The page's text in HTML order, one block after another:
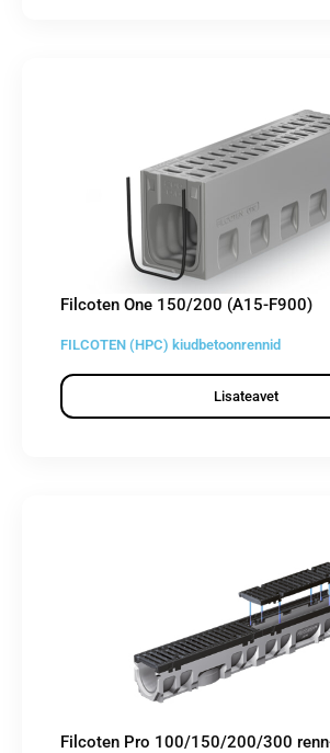
Filcoten One 150/200 (A15-F900)
FILCOTEN (HPC) kiudbetoonrennid
Lisateavet
Filcoten Pro 100/150/200/300